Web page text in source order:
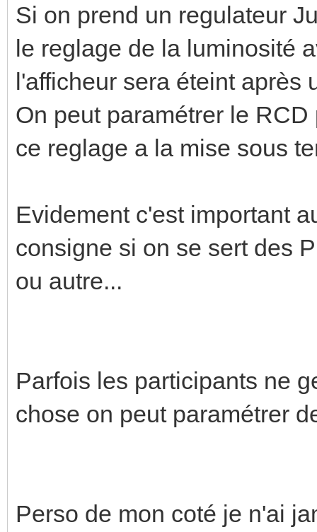
Si on prend un regulateur
le reglage de la luminosité
l'afficheur sera éteint après
On peut paramétrer le
ce reglage a la mise sous
Evidement c'est important
consigne si on se sert des
ou autre...
Parfois les participants ne
chose on peut paramétrer
Perso de mon coté je n'ai